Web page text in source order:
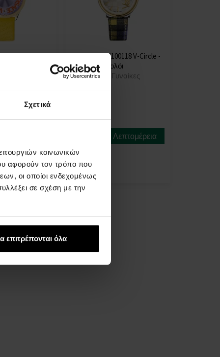
Σχετικά
κοινωνικών
αφορούν τον τρόπο που
οι οποίοι ενδεχομένως
σε σχέση με την
επιτρέπονται όλα
Logo
Versace VE8100118 V-Circle -
Γυναικείο ρολόι
ΡΟΛΟΓΙΑ - Γυναίκες
Η
στις 13.08.
Λεπτομέρεια
304,00 €